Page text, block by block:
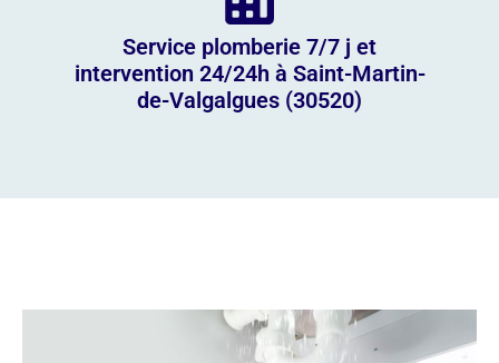
Service plomberie 7/7 j et
intervention 24/24h à Saint-Martin-
de-Valgalgues (30520)